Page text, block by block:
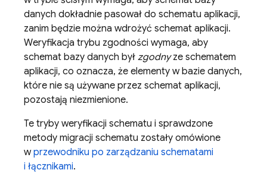
danych dokładnie pasował do schematu aplikacji,
zanim będzie można wdrożyć schemat aplikacji.
Weryfikacja trybu zgodności wymaga, aby
schemat bazy danych był zgodnyze schematem
aplikacji, co oznacza, że elementy w bazie danych,
które nie są używane przez schemat aplikacji,
pozostają niezmienione.
Te tryby weryfikacji schematu i sprawdzone
metody migracji schematu zostały omówione
wprzewodniku po zarządzaniu schematami
i łącznikami.